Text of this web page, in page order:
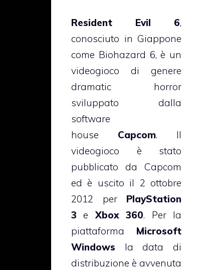
Resident Evil 6,
conosciuto in Giappone
come Biohazard 6, è un
videogioco di genere
dramatic horror
sviluppato dalla
software
house Capcom. Il
videogioco è stato
pubblicato da Capcom
ed è uscito il 2 ottobre
2012 per PlayStation
3 eXbox 360. Per la
piattaforma Microsoft
Windows la data di
distribuzione è avvenuta